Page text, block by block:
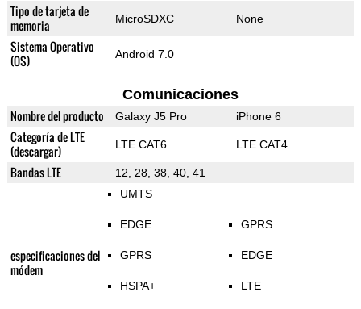
Tipo de tarjeta de
memoria
MicroSDXC None
Sistema Operativo
(OS)
Android 7.0
Comunicaciones
Nombre del producto Galaxy J5 Pro iPhone 6
Categoría de LTE
(descargar)
LTE CAT6 LTE CAT4
Bandas LTE 12, 28, 38, 40, 41
especificaciones del
módem
UMTS
EDGE
GPRS
HSPA+
GPRS
EDGE
LTE